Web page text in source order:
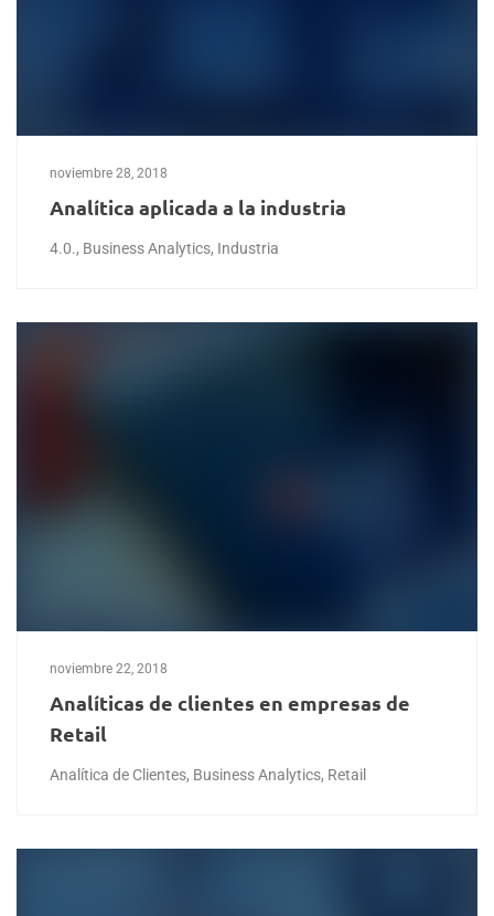
noviembre 28, 2018
Analítica aplicada a la industria
4.0., Business Analytics, Industria
noviembre 22, 2018
Analíticas de clientes en empresas de
Retail
Analítica de Clientes, Business Analytics, Retail